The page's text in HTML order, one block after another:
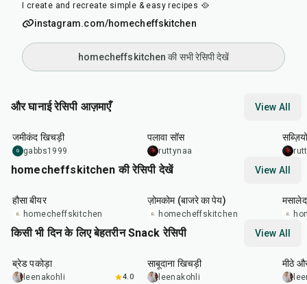
I create and recreate simple & easy recipes 🥘
instagram.com/homecheffskitchen
homecheffskitchen की सभी रेसिपी देखें
और घानाई रेसिपी आज़माएँ View All
45
जमीकंद खिचड़ी
G gabbs1999
पलावा सॉस
ruttynaa
homecheffskitchen की रेसिपी देखें View All
हौसा बीयर
homecheffskitchen
30
ज़ोमकोम (बाजरे का पेय)
homecheffskitchen
किसी भी दिन के लिए बेहतरीन Snack रेसिपी View All
15
ब्रेड पकोड़ा
leenakohli 4.0
hr 20
साबूदाना खिचड़ी
leenakohli
मीठे